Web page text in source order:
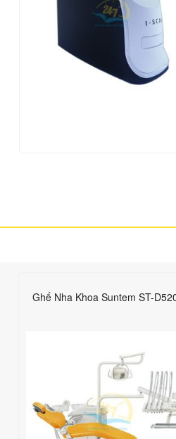
Ghế Nha Khoa Suntem ST-